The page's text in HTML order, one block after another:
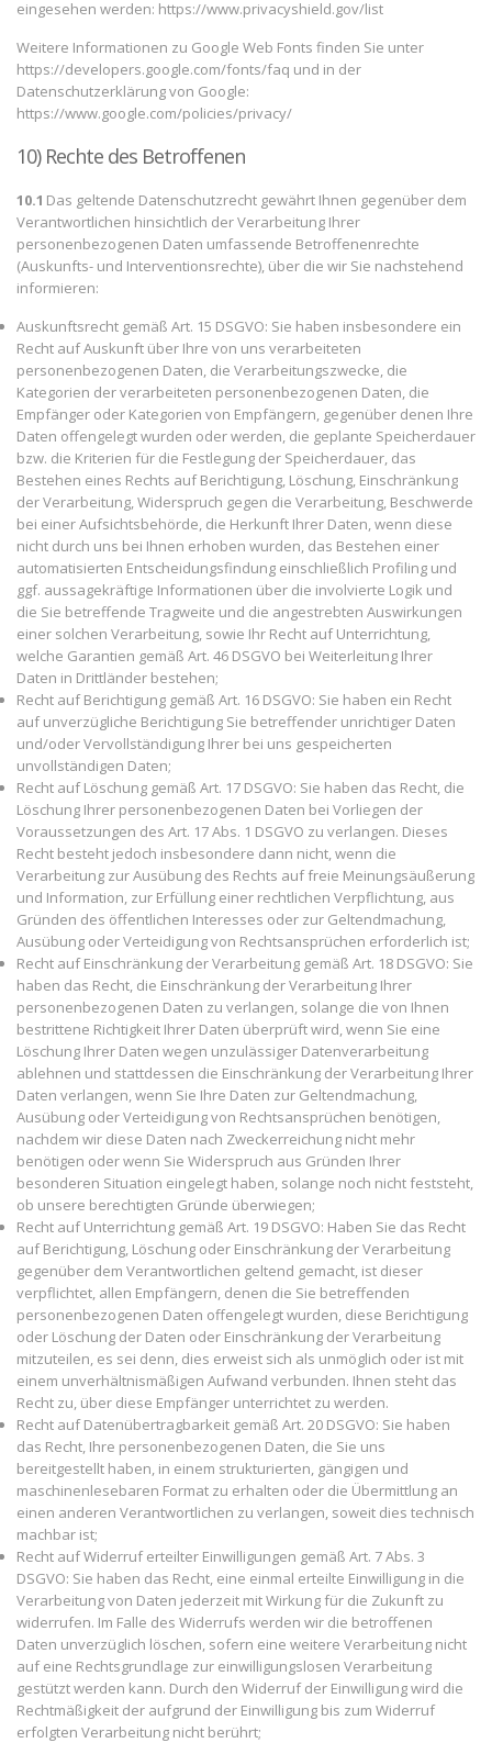
eingesehen werden: https://www.privacyshield.gov/list
Weitere Informationen zu Google Web Fonts finden Sie unter
https://developers.google.com/fonts/faq und in der
Datenschutzerklärung von Google:
https://www.google.com/policies/privacy/
10) Rechte des Betroffenen
10.1 Das geltende Datenschutzrecht gewährt Ihnen gegenüber dem
Verantwortlichen hinsichtlich der Verarbeitung Ihrer
personenbezogenen Daten umfassende Betroffenenrechte
(Auskunfts- und Interventionsrechte), über die wir Sie nachstehend
informieren:
Auskunftsrecht gemäß Art. 15 DSGVO: Sie haben insbesondere ein
Recht auf Auskunft über Ihre von uns verarbeiteten
personenbezogenen Daten, die Verarbeitungszwecke, die
Kategorien der verarbeiteten personenbezogenen Daten, die
Empfänger oder Kategorien von Empfängern, gegenüber denen Ihre
Daten offengelegt wurden oder werden, die geplante Speicherdauer
bzw. die Kriterien für die Festlegung der Speicherdauer, das
Bestehen eines Rechts auf Berichtigung, Löschung, Einschränkung
der Verarbeitung, Widerspruch gegen die Verarbeitung, Beschwerde
bei einer Aufsichtsbehörde, die Herkunft Ihrer Daten, wenn diese
nicht durch uns bei Ihnen erhoben wurden, das Bestehen einer
automatisierten Entscheidungsfindung einschließlich Profiling und
ggf. aussagekräftige Informationen über die involvierte Logik und
die Sie betreffende Tragweite und die angestrebten Auswirkungen
einer solchen Verarbeitung, sowie Ihr Recht auf Unterrichtung,
welche Garantien gemäß Art. 46 DSGVO bei Weiterleitung Ihrer
Daten in Drittländer bestehen;
Recht auf Berichtigung gemäß Art. 16 DSGVO: Sie haben ein Recht
auf unverzügliche Berichtigung Sie betreffender unrichtiger Daten
und/oder Vervollständigung Ihrer bei uns gespeicherten
unvollständigen Daten;
Recht auf Löschung gemäß Art. 17 DSGVO: Sie haben das Recht, die
Löschung Ihrer personenbezogenen Daten bei Vorliegen der
Voraussetzungen des Art. 17 Abs. 1 DSGVO zu verlangen. Dieses
Recht besteht jedoch insbesondere dann nicht, wenn die
Verarbeitung zur Ausübung des Rechts auf freie Meinungsäußerung
und Information, zur Erfüllung einer rechtlichen Verpflichtung, aus
Gründen des öffentlichen Interesses oder zur Geltendmachung,
Ausübung oder Verteidigung von Rechtsansprüchen erforderlich ist;
Recht auf Einschränkung der Verarbeitung gemäß Art. 18 DSGVO: Sie
haben das Recht, die Einschränkung der Verarbeitung Ihrer
personenbezogenen Daten zu verlangen, solange die von Ihnen
bestrittene Richtigkeit Ihrer Daten überprüft wird, wenn Sie eine
Löschung Ihrer Daten wegen unzulässiger Datenverarbeitung
ablehnen und stattdessen die Einschränkung der Verarbeitung Ihrer
Daten verlangen, wenn Sie Ihre Daten zur Geltendmachung,
Ausübung oder Verteidigung von Rechtsansprüchen benötigen,
nachdem wir diese Daten nach Zweckerreichung nicht mehr
benötigen oder wenn Sie Widerspruch aus Gründen Ihrer
besonderen Situation eingelegt haben, solange noch nicht feststeht,
ob unsere berechtigten Gründe überwiegen;
Recht auf Unterrichtung gemäß Art. 19 DSGVO: Haben Sie das Recht
auf Berichtigung, Löschung oder Einschränkung der Verarbeitung
gegenüber dem Verantwortlichen geltend gemacht, ist dieser
verpflichtet, allen Empfängern, denen die Sie betreffenden
personenbezogenen Daten offengelegt wurden, diese Berichtigung
oder Löschung der Daten oder Einschränkung der Verarbeitung
mitzuteilen, es sei denn, dies erweist sich als unmöglich oder ist mit
einem unverhältnismäßigen Aufwand verbunden. Ihnen steht das
Recht zu, über diese Empfänger unterrichtet zu werden.
Recht auf Datenübertragbarkeit gemäß Art. 20 DSGVO: Sie haben
das Recht, Ihre personenbezogenen Daten, die Sie uns
bereitgestellt haben, in einem strukturierten, gängigen und
maschinenlesebaren Format zu erhalten oder die Übermittlung an
einen anderen Verantwortlichen zu verlangen, soweit dies technisch
machbar ist;
Recht auf Widerruf erteilter Einwilligungen gemäß Art. 7 Abs. 3
DSGVO: Sie haben das Recht, eine einmal erteilte Einwilligung in die
Verarbeitung von Daten jederzeit mit Wirkung für die Zukunft zu
widerrufen. Im Falle des Widerrufs werden wir die betroffenen
Daten unverzüglich löschen, sofern eine weitere Verarbeitung nicht
auf eine Rechtsgrundlage zur einwilligungslosen Verarbeitung
gestützt werden kann. Durch den Widerruf der Einwilligung wird die
Rechtmäßigkeit der aufgrund der Einwilligung bis zum Widerruf
erfolgten Verarbeitung nicht berührt;